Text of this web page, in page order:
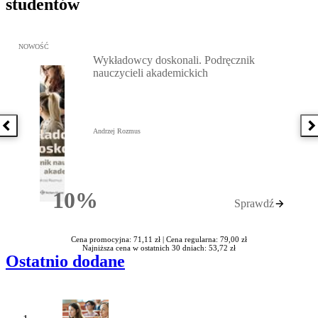
studentów
Poprzednia książka
Przejdź do: Wykładowcy doskonali. Podręcznik nauczycieli
NOWOŚĆ
10%Rabatu
Wykładowcy doskonali. Podręcznik
nauczycieli akademickich
Andrzej Rozmus
Sprawdź
Cena promocyjna: 71,11 zł | Cena regularna: 79,00 zł
Najniższa cena w ostatnich 30 dniach: 53,72 zł
Ostatnio dodane